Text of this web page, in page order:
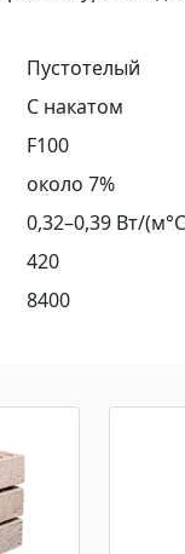
Пустотелый
С накатом
F100
около 7%
0,32–0,39 Вт/
420
8400